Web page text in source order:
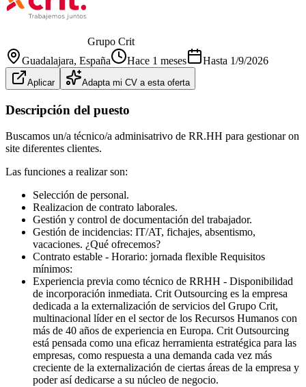
Grupo Crit
Guadalajara, España Hace 1 meses Hasta 1/9/2026
Aplicar Adapta mi CV a esta oferta
Descripción del puesto
Buscamos un/a técnico/a adminisatrivo de RR.HH para gestionar on
site diferentes clientes.
Las funciones a realizar son:
Selección de personal.
Realizacion de contrato laborales.
Gestión y control de documentación del trabajador.
Gestión de incidencias: IT/AT, fichajes, absentismo,
vacaciones. ¿Qué ofrecemos?
Contrato estable - Horario: jornada flexible Requisitos
mínimos:
Experiencia previa como técnico de RRHH - Disponibilidad
de incorporación inmediata. Crit Outsourcing es la empresa
dedicada a la externalización de servicios del Grupo Crit,
multinacional líder en el sector de los Recursos Humanos con
más de 40 años de experiencia en Europa. Crit Outsourcing
está pensada como una eficaz herramienta estratégica para las
empresas, como respuesta a una demanda cada vez más
creciente de la externalización de ciertas áreas de la empresa y
poder así dedicarse a su núcleo de negocio.